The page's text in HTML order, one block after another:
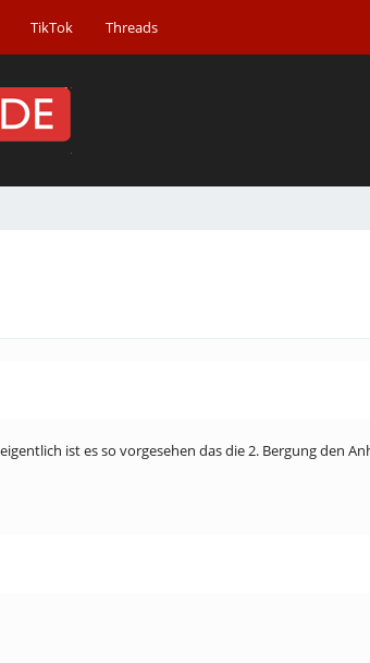
TikTok Threads
ist es so vorgesehen das die 2. Bergung den